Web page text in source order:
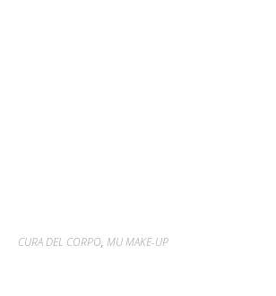
CURA DEL CORPO, MU MAKE-UP